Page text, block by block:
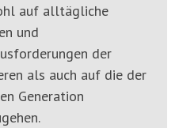
auf alltägliche
und
der
als auch auf die der
Generation